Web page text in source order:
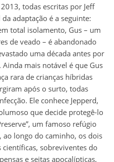
todas escritas por Jeff
adaptação é a seguinte:
total isolamento, Gus – um
de veado – é abandonado
uma década antes por
mais notável é que Gus
rara de crianças híbridas
após o surto, todas
Ele conhece Jepperd,
que decide protegê-lo
um famoso refúgio
ao longo do caminho, os dois
sobreviventes do
e seitas apocalípticas,